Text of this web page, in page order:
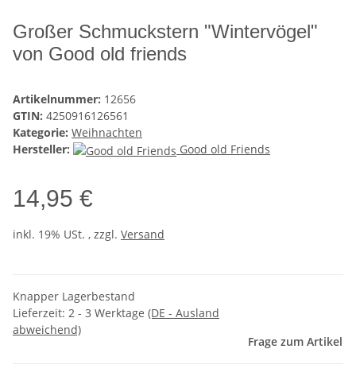
Großer Schmuckstern "Wintervögel"
von Good old friends
Artikelnummer: 12656
GTIN: 4250916126561
Kategorie: Weihnachten
Hersteller:
Good old Friends
14,95 €
inkl. 19% USt. , zzgl. Versand
Knapper Lagerbestand
Lieferzeit: 2 - 3 Werktage (DE - Ausland
abweichend)
Frage zum Artikel